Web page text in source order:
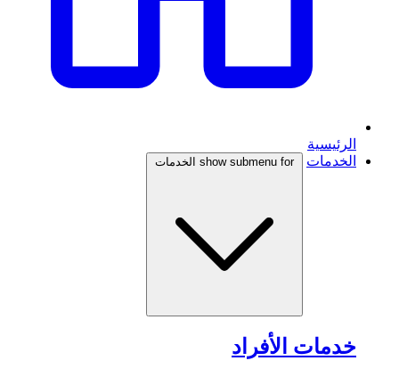
الرئيسية
الخدمات
show submenu for الخدمات
خدمات الأفراد